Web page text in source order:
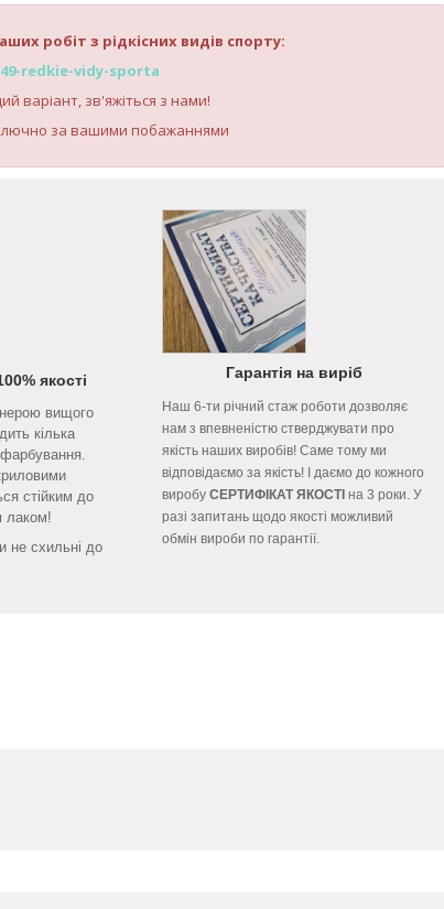
робіт з рідкісних видів спорту:
redkie-vidy-sporta
варіант, зв'яжіться з нами!
за вашими побажаннями
якості
вищого
кілька
стійким до
лаком!
не схильні до
Гарантія на виріб
Наш 6-ти річний стаж роботи дозволяє
нам з впевненістю стверджувати про
якість наших виробів! Саме тому ми
відповідаємо за якість! І даємо до кожного
виробу СЕРТИФІКАТ ЯКОСТІ на 3 роки. У
разі запитань щодо якості можливий
обмін вироби по гарантії.